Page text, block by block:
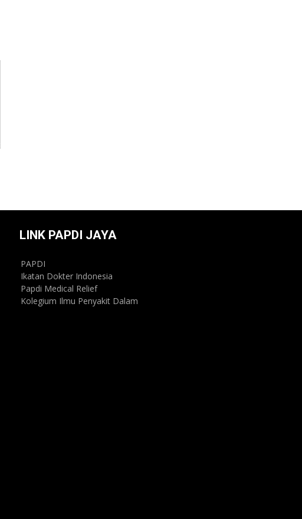
LINK PAPDI JAYA
PAPDI
Ikatan Dokter Indonesia
Papdi Medical Relief
Kolegium Ilmu Penyakit Dalam